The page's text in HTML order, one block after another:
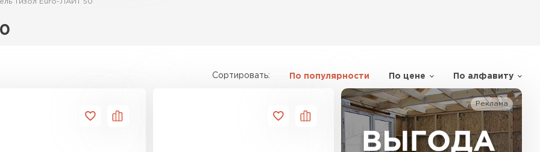
Сортировать: По популярности По цене По алфавиту
Реклама
Утеплитель Дирок